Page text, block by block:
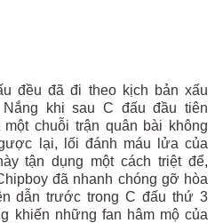
đều đã đi theo kịch bản xấu
khi sau C đấu đầu tiên
chuỗi trận quân bài không
lại, lối đánh máu lửa của
tận dụng một cách triệt để,
đã nhanh chóng gỡ hòa
dẫn trước trong C đấu thứ 3
khiến những fan hâm mộ của